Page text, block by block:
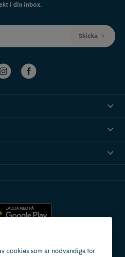
i din inbox.
Skicka
cookies som är nödvändiga för